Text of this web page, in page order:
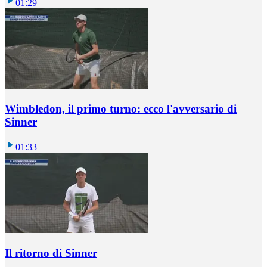
01:29
Wimbledon, il primo turno: ecco l'avversario di
Sinner
01:33
Il ritorno di Sinner